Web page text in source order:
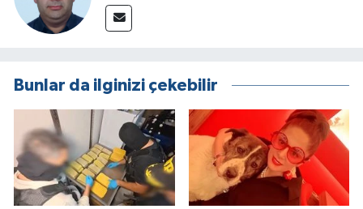
Bunlar da ilginizi çekebilir